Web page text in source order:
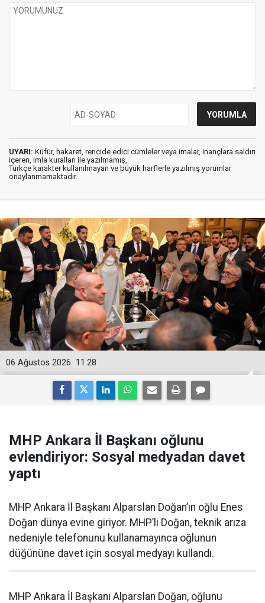
UYARI: Küfür, hakaret, rencide edici cümleler veya imalar, inançlara saldırı
içeren, imla kuralları ile yazılmamış,
Türkçe karakter kullanılmayan ve büyük harflerle yazılmış yorumlar
onaylanmamaktadır.
11:28
06 Ağustos 2026
MHP Ankara İl Başkanı oğlunu
evlendiriyor: Sosyal medyadan davet
yaptı
MHP Ankara İl Başkanı Alparslan Doğan’ın oğlu Enes
Doğan dünya evine giriyor. MHP’li Doğan, teknik arıza
nedeniyle telefonunu kullanamayınca oğlunun
düğününe davet için sosyal medyayı kullandı.
MHP Ankara İl Başkanı Alparslan Doğan, oğlunu